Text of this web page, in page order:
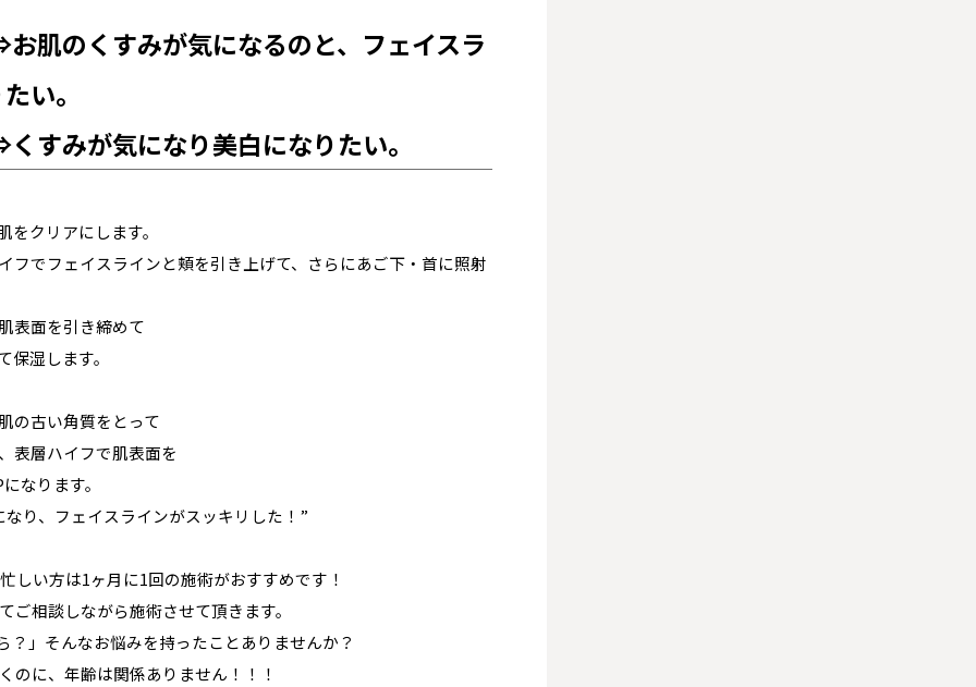
肌のくすみが気になるのと、フェイスラ
い。
すみが気になり美白になりたい。
クリアにします。
フでフェイスラインと頬を引き上げて、さらにあご下・首に照射
表面を引き締めて
湿します。
の古い角質をとって
表層ハイフで肌表面を
なります。
り、フェイスラインがスッキリした！”
い方は1ヶ月に1回の施術がおすすめです！
相談しながら施術させて頂きます。
」そんなお悩みを持ったことありませんか？
のに、年齢は関係ありません！！！